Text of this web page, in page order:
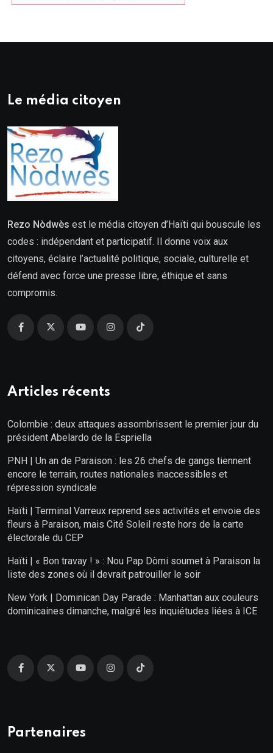
Le média citoyen
Rezo Nòdwès est le média citoyen d’Haïti qui bouscule les
codes : indépendant et participatif. Il donne voix aux
citoyens, éclaire l’actualité politique, sociale, culturelle et
défend avec force une presse libre, éthique et sans
compromis.
Articles récents
Colombie : deux attaques assombrissent le premier jour du
président Abelardo de la Espriella
PNH | Un an de Paraison : les 26 chefs de gangs tiennent
encore le terrain, routes nationales inaccessibles et
répression syndicale
Haïti | Terminal Varreux reprend ses activités et envoie des
fleurs à Paraison, mais Cité Soleil reste hors de la carte
électorale du CEP
Haïti | « Bon travay ! » : Nou Pap Dòmi soumet à Paraison la
liste des zones où il devrait patrouiller le soir
New York | Dominican Day Parade : Manhattan aux couleurs
dominicaines dimanche, malgré les inquiétudes liées à ICE
Partenaires